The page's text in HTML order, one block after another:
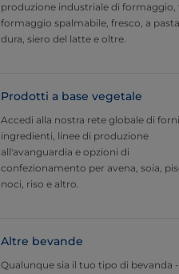
produzione industriale di formaggio,
formaggio spalmabile, fresco, a
dura, siero del latte e oltre.
Prodotti a base vegetale
Accedi alla nostra rete globale di
ingredienti, linee di produzione
all'avanguardia e opzioni di
confezionamento per avena, soia,
noci, riso e altro.
Altre bevande
Qualunque sia il tuo tipo di bevanda